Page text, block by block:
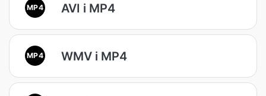
MP4 AVI i MP4
MP4 WMV i MP4